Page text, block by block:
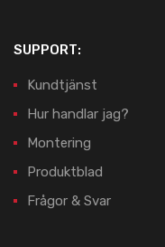
SUPPORT:
Kundtjänst
Hur handlar jag?
Montering
Produktblad
Frågor & Svar